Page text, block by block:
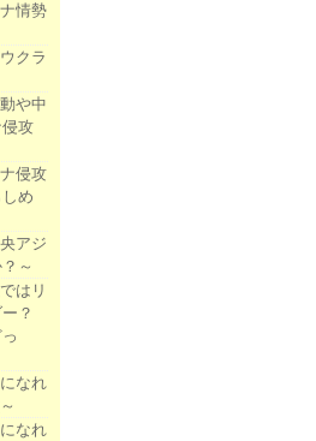
情勢
クラ
や中
攻
侵攻
め
アジ
～
はリ
？
なれ
なれ